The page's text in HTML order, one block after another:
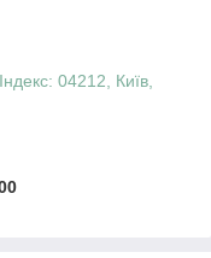
04212, Київ,